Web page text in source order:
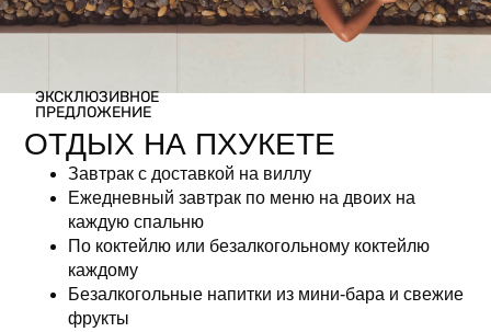
ЭКСКЛЮЗИВНОЕ
ПРЕДЛОЖЕНИЕ
ОТДЫХ НА ПХУКЕТЕ
Завтрак с доставкой на виллу
Ежедневный завтрак по меню на двоих на
каждую спальню
По коктейлю или безалкогольному коктейлю
каждому
Безалкогольные напитки из мини-бара и свежие
фрукты